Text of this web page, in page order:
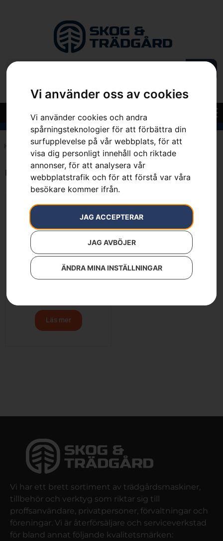
Vi använder oss av cookies
Vi använder cookies och andra
spårningsteknologier för att förbättra din
surfupplevelse på vår webbplats, för att
visa dig personligt innehåll och riktade
annonser, för att analysera vår
webbplatstrafik och för att förstå var våra
besökare kommer ifrån.
JAG ACCEPTERAR
JAG AVBÖJER
ÄNDRA MINA INSTÄLLNINGAR
Hem 50 m
Endast ett sökresultat
Husqvarna Automower®
begränsningskabel
Läs mer
Vi har ett brett sortiment av trädgårdsmaskiner,
tillbehör och verktyg som riktar sig till
proffsanvändare, privatpersoner, förvaltningar och
föreningar. Vi är återförsäljare och serviceverkstad
för bland annat följande kvalitetsmärken: